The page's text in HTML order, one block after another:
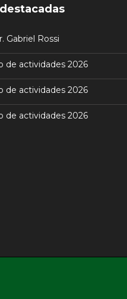
Gabriel Rossi
de actividades 2026
de actividades 2026
de actividades 2026